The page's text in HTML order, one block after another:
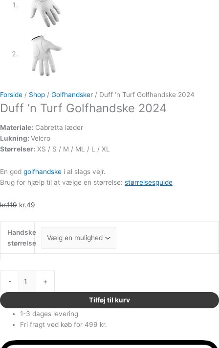
Forside / Shop / Golfhandsker / Duff ‘n Turf Golfhandske 2024
Duff ‘n Turf Golfhandske 2024
Materiale: Cabretta læder
Lukning: Velcro
Størrelser: XS / S / M / ML / L / XL
En god golfhandske i al slags vejr.
Brug for hjælp til at vælge en størrelse: størrelsesguide
kr.119 kr.49
Handske
størrelse
- +
Tilføj til kurv
1-3 dages levering
Fri fragt ved køb for 499 kr.